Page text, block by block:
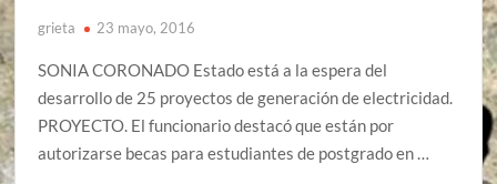
grieta 23 mayo, 2016
SONIA CORONADO Estado está a la espera del
desarrollo de 25 proyectos de generación de electricidad.
PROYECTO. El funcionario destacó que están por
autorizarse becas para estudiantes de postgrado en …